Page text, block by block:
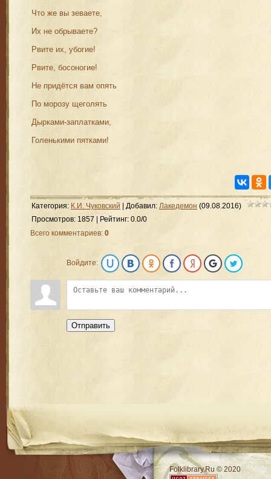
Что же вы зеваете,
Их не обрываете?
Рвите их, убогие!
Рвите, босоногие!
Не придётся вам опять
По морозу щеголять
Дырками-заплатками,
Голенькими пятками!
Категория: К.И. Чуковский Добавил: Лакедемон (09.08.2016)
Просмотров: 1857 Рейтинг: 0.0/0
Всего комментариев: 0
Войдите:
Отправить
Folklibrary.Ru © 2020
RSS